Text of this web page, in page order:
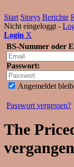
Start Storys Berichte
Nicht eingeloggt -
Login X
BS-Nummer oder
Passwort:
Angemeldet
Passwort vergessen?
The